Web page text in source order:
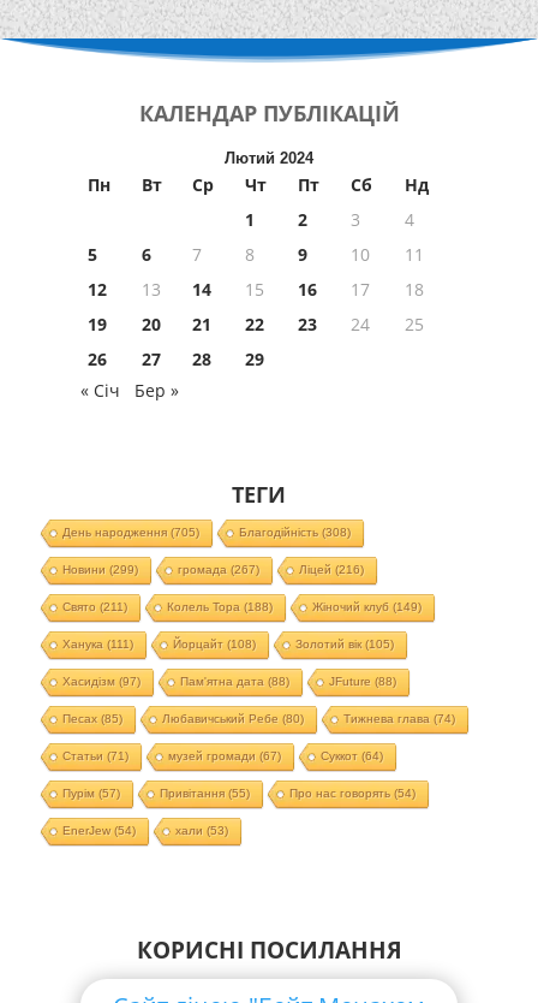
КАЛЕНДАР ПУБЛІКАЦІЙ
Лютий 2024
Пн Вт Ср Чт Пт Сб
Нд
1
2 3
4
5
6 7 8 9 10
11
12
13 14 15 16 17
18
19
20 21 22 23 24
25
26
27 28
29
« Січ
Бер »
ТЕГИ
День народження(705) Благодійність (308)
Новини (299) громада (267) Ліцей (216)
Свято (211) Колель Тора (188) Жіночий клуб (149)
Ханука (111) Йорцайт (108) Золотий вік(105)
Хасидізм (97) Пам'ятна дата (88) JFuture (88)
Песах(85) Любавичський Ребе (80) Тижнева глава (74)
Статьи (71) музей громади (67) Суккот (64)
Пурім (57) Привітання(55) Про нас говорять (54)
EnerJew(54) хали (53)
КОРИСНІ ПОСИЛАННЯ